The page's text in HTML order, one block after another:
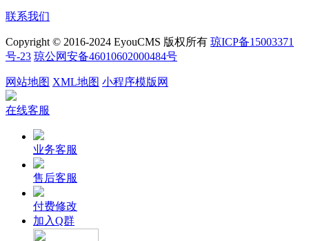
联系我们
Copyright © 2016-2024 EyouCMS 版权所有 琼ICP备15003371
号-23 琼公网安备46010602000484号
网站地图 XML地图 小程序模版网
在线客服
业务客服
售后客服
付费修改
加入Q群